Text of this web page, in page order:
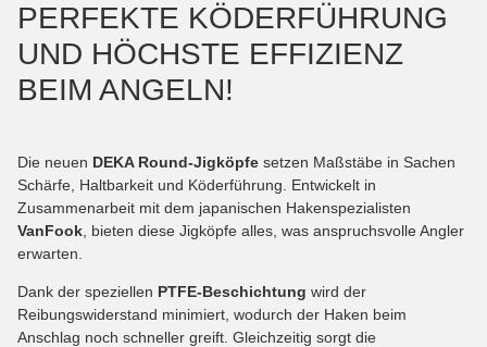
PERFEKTE KÖDERFÜHRUNG
UND HÖCHSTE EFFIZIENZ
BEIM ANGELN!
Die neuen DEKA Round-Jigköpfe setzen Maßstäbe in Sachen
Schärfe, Haltbarkeit und Köderführung. Entwickelt in
Zusammenarbeit mit dem japanischen Hakenspezialisten
VanFook , bieten diese Jigköpfe alles, was anspruchsvolle Angler
erwarten.
Dank der speziellen PTFE-Beschichtung wird der
Reibungswiderstand minimiert, wodurch der Haken beim
Anschlag noch schneller greift. Gleichzeitig sorgt die